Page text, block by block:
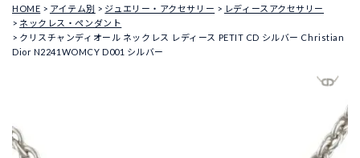
HOME アイテム別 ジュエリー・アクセサリー
レディースアクセサリー
ネックレス・ペンダント
クリスチャンディオール ネックレス レディース PETIT CD シルバー Christian
Dior N2241WOMCY D001 シルバー